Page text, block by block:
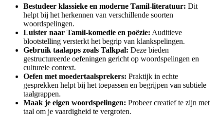
Bestudeer klassieke en moderne Tamil-literatuur: Dit
helpt bij het herkennen van verschillende soorten
woordspelingen.
Luister naar Tamil-komedie en poëzie: Auditieve
blootstelling versterkt het begrip van klankspelingen.
Gebruik taalapps zoals Talkpal: Deze bieden
gestructureerde oefeningen gericht op woordspelingen en
culturele context.
Oefen met moedertaalsprekers: Praktijk in echte
gesprekken helpt bij het toepassen en begrijpen van subtiele
taalgrappen.
Maak je eigen woordspelingen: Probeer creatief te zijn met
taal om je vaardigheid te vergroten.